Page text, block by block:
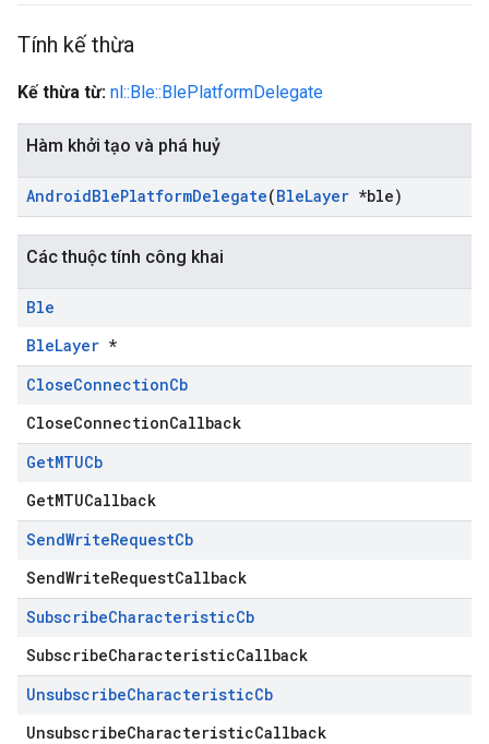
Tính kế thừa
Kế thừa từ: nl::Ble::BlePlatformDelegate
Hàm khởi tạo và phá huỷ
AndroidBlePlatformDelegate(BleLayer *ble)
Các thuộc tính công khai
Ble
BleLayer *
CloseConnectionCb
CloseConnectionCallback
GetMTUCb
GetMTUCallback
SendWriteRequestCb
SendWriteRequestCallback
SubscribeCharacteristicCb
SubscribeCharacteristicCallback
UnsubscribeCharacteristicCb
UnsubscribeCharacteristicCallback